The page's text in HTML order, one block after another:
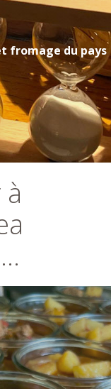
fromage du pays